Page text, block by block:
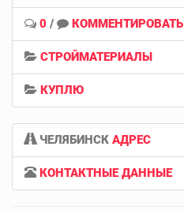
0 / КОММЕНТИРОВАТЬ
СТРОЙМАТЕРИАЛЫ
КУПЛЮ
ЧЕЛЯБИНСК АДРЕС
КОНТАКТНЫЕ ДАННЫЕ